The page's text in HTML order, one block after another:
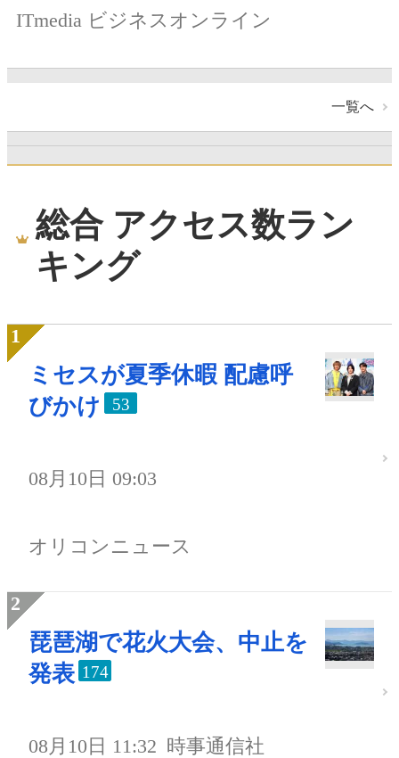
ITmedia ビジネスオンライン
一覧へ
総合 アクセス数ラン
キング
ミセスが夏季休暇 配慮呼
びかけ
53
08月10日 09:03
オリコンニュース
琵琶湖で花火大会、中止を
発表 174
08月10日 11:32 時事通信社